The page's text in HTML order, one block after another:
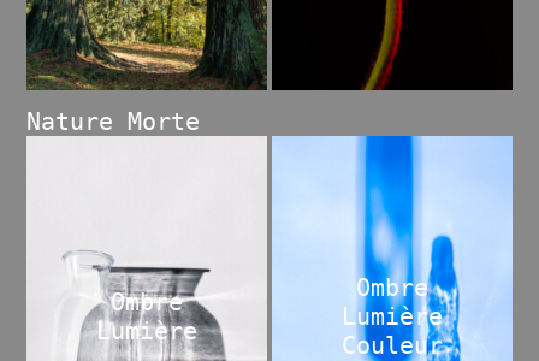
Nature Morte
Ombre
Lumière
Ombre
Lumière
Couleur